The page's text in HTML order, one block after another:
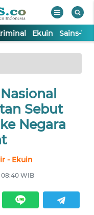
Ekuin Sains-
Sebut
Negara
- Ekuin
08:40 WIB